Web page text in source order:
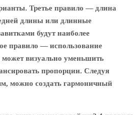
Третье правило — длина
длины или длинные
будут наиболее
правило — использование
может визуально уменьшить
пропорции. Следуя
можно создать гармоничный